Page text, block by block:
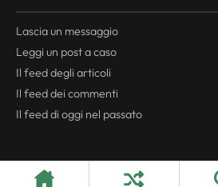
Lascia un messaggio
Leggi un post a caso
Il feeddegli articoli
Il feeddei commenti
Il feeddi oggi nel passato